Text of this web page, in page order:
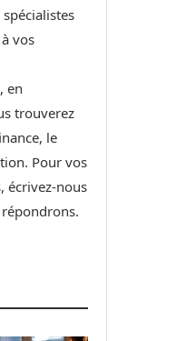
vos
en
trouverez
le
Pour vos
écrivez-nous